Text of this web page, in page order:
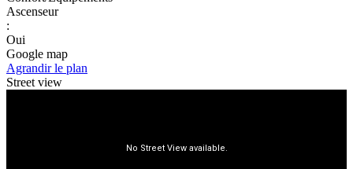
Ascenseur
:
Oui
Google map
Agrandir le plan
Street view